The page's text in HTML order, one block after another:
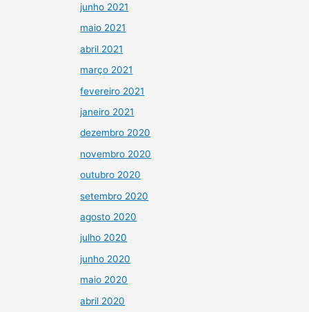
junho 2021
maio 2021
abril 2021
março 2021
fevereiro 2021
janeiro 2021
dezembro 2020
novembro 2020
outubro 2020
setembro 2020
agosto 2020
julho 2020
junho 2020
maio 2020
abril 2020